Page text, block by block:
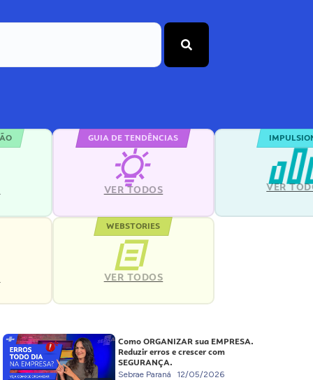
GUIA DE TENDÊNCIAS
VER TODOS VER
WEBSTORIES
VER TODOS
Como ORGANIZAR sua EMPRESA.
Reduzir erros e crescer com
SEGURANÇA.
Sebrae Paraná 12/05/2026